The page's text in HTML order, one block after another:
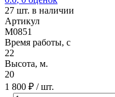
27 шт. в наличии
Артикул
M0851
Время работы, с
22
Высота, м.
20
1 800 ₽ / шт.